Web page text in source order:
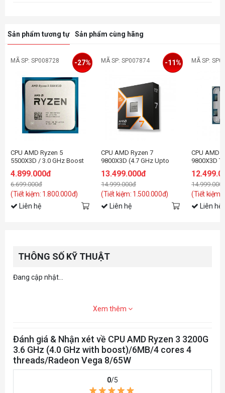
Sản phẩm tương tự Sản phẩm cùng hãng
MÃ SP: SP008728
CPU AMD Ryzen 5
5500X3D / 3.0 GHz Boost
96MB / AM4
4.899.000đ
6.699.000đ
(Tiết kiệm: 1.800.000đ)
-27%
Liên hệ
MÃ SP: SP007874
CPU AMD Ryzen 7
9800X3D (4.7 GHz Upto
16 Threads / 105W /
Socket AM5)
13.499.000đ
14.999.000đ
(Tiết kiệm: 1.500.000đ)
-11%
Liên hệ
MÃ SP:
CPU AMD
9800X3D
Cores, 16
Socket
(Tiết kiệm:
Liên hệ
THÔNG SỐ KỸ THUẬT
Đang cập nhật...
Xem thêm
Đánh giá & Nhận xét về CPU AMD Ryzen 3 3200G
3.6 GHz (4.0 GHz with boost)/6MB/4 cores 4
threads/Radeon Vega 8/65W
0/5